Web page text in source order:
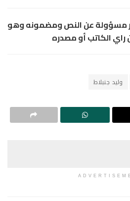
مسؤولة عن النص ومضمونه وهو
راي الكاتب أو مصدره
وليد جنبلاط